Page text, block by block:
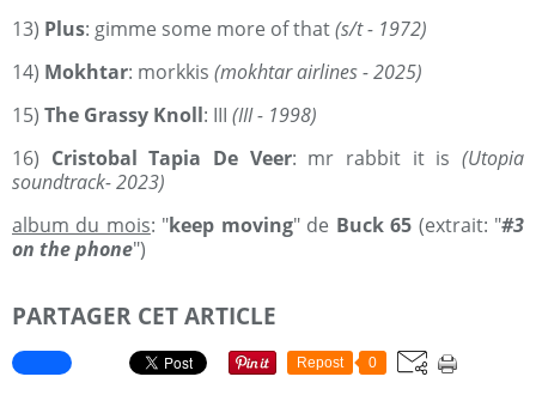
13) Plus: gimme some more of that(s/t - 1972)
14) Mokhtar: morkkis (mokhtar airlines - 2025)
15) The Grassy Knoll: III (III - 1998)
16) Cristobal Tapia De Veer: mr rabbit it is(Utopia
soundtrack- 2023)
album du mois: "keep moving" de Buck 65 (extrait: "#3
on the phone")
PARTAGER CET ARTICLE
Repost 0